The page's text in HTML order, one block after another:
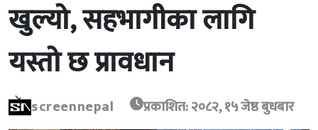
खुल्यो, सहभागीका लागि
यस्तो छ प्रावधान
screennepal प्रकाशित: २०८२, १५ जेष्ठ बुधबार